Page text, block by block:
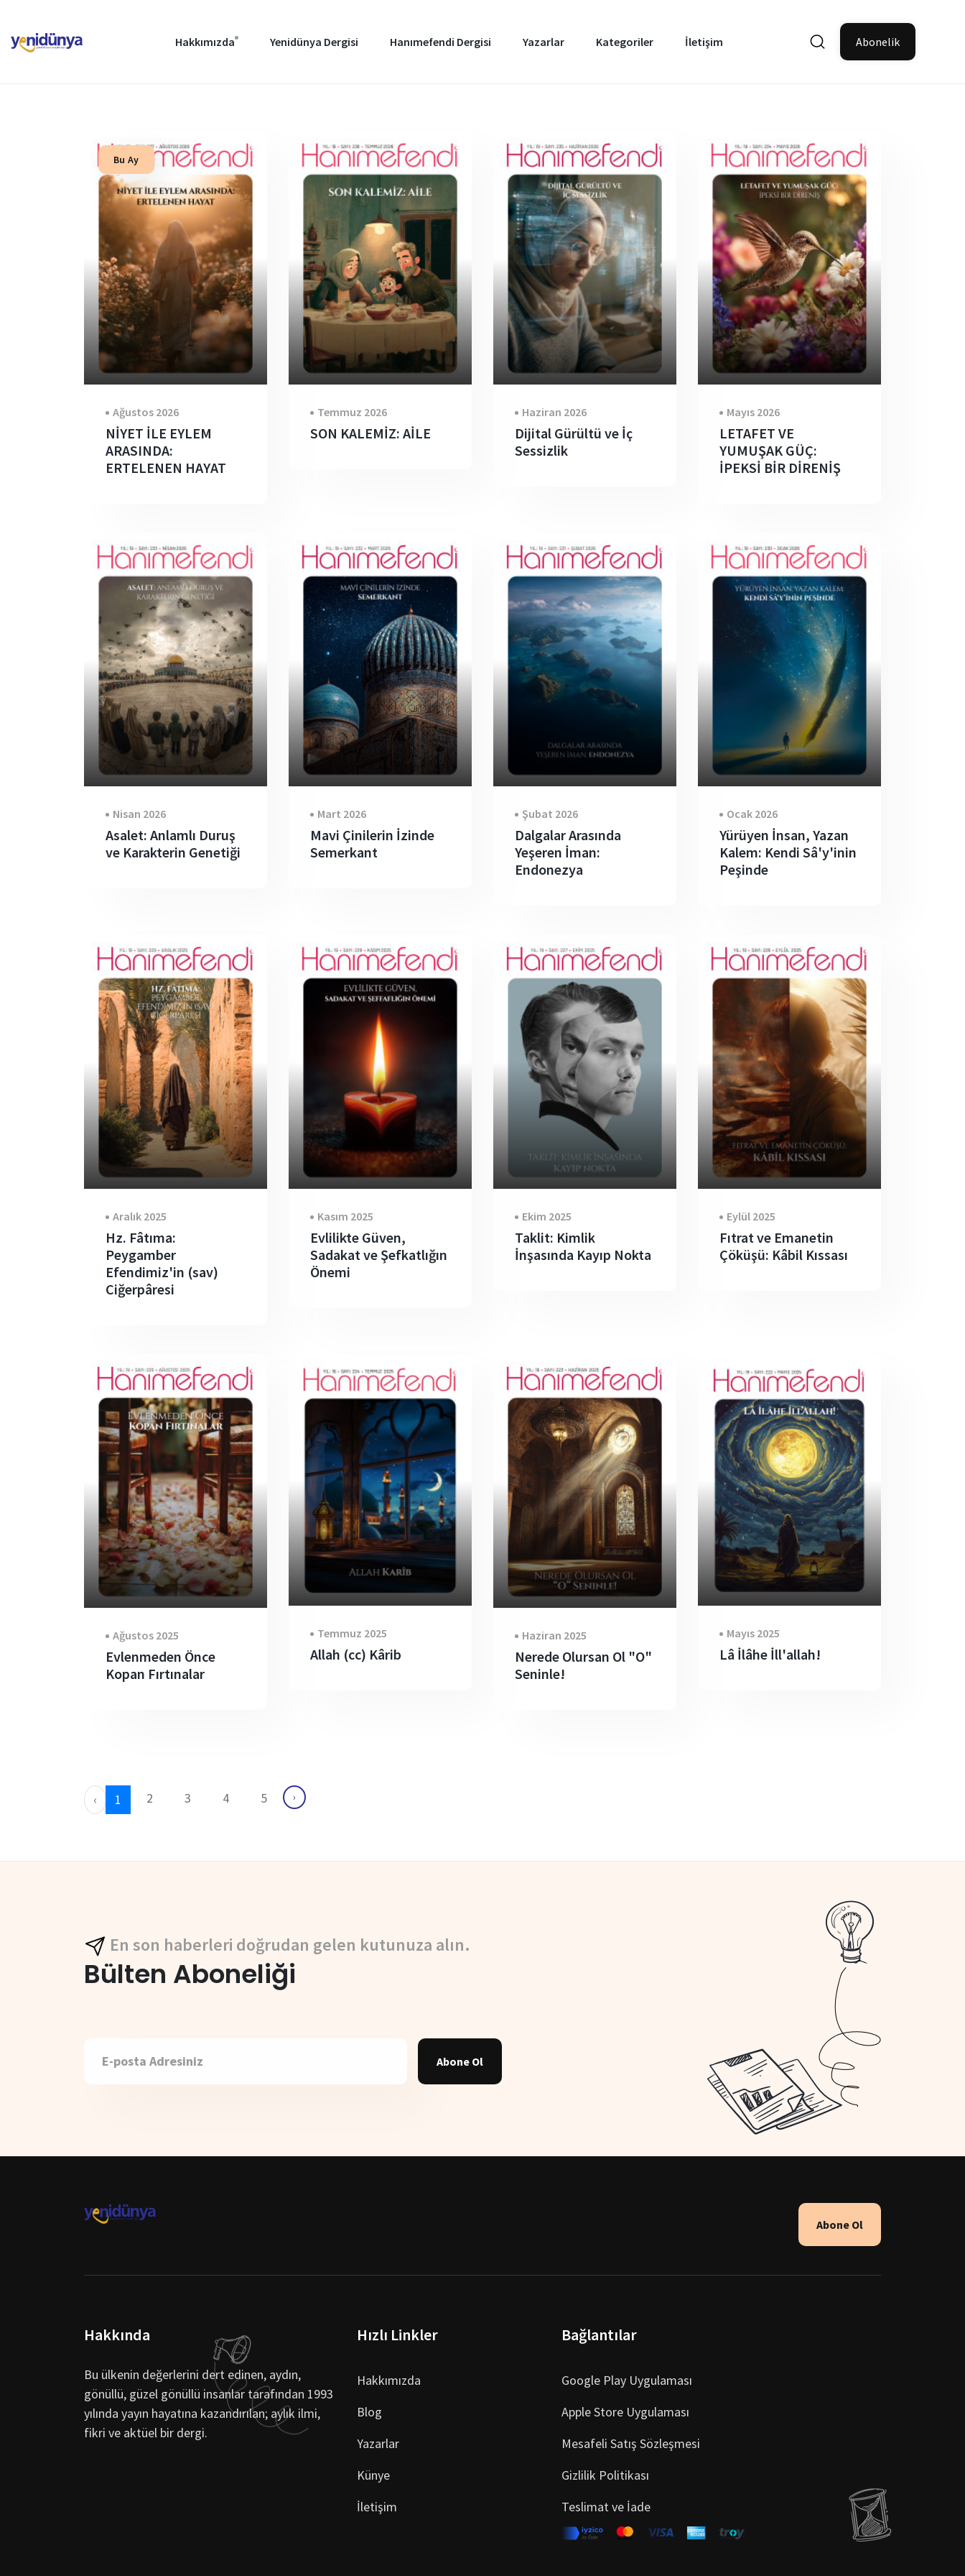
Hakkımızda Yenidünya Dergisi Hanımefendi Dergisi Yazarlar Kategoriler İletişim Abonelik
Bu Ay
Ağustos 2026
NİYET İLE EYLEM
ARASINDA:
ERTELENEN HAYAT
Temmuz 2026
SON KALEMİZ: AİLE
Haziran 2026
Dijital Gürültü ve İç
Sessizlik
Mayıs 2026
LETAFET VE
YUMUŞAK GÜÇ:
İPEKSİ BİR DİRENİŞ
Nisan 2026
Asalet: Anlamlı Duruş
ve Karakterin Genetiği
Mart 2026
Mavi Çinilerin İzinde
Semerkant
Şubat 2026
Dalgalar Arasında
Yeşeren İman:
Endonezya
Ocak 2026
Yürüyen İnsan, Yazan
Kalem: Kendi Sâ'y'inin
Peşinde
Aralık 2025
Hz. Fâtıma:
Peygamber
Efendimiz'in (sav)
Ciğerpâresi
Kasım 2025
Evlilikte Güven,
Sadakat ve Şefkatlığın
Önemi
Ekim 2025
Taklit: Kimlik
İnşasında Kayıp Nokta
Eylül 2025
Fıtrat ve Emanetin
Çöküşü: Kâbil Kıssası
Ağustos 2025
Evlenmeden Önce
Kopan Fırtınalar
Temmuz 2025
Allah (cc) Kârib
Haziran 2025
Nerede Olursan Ol "O"
Seninle!
Mayıs 2025
Lâ İlâhe İll'allah!
‹ 1 2 3 4 5 ›
En son haberleri doğrudan gelen kutunuza alın.
Bülten Aboneliği
Abone Ol
Abone Ol
Hakkında
Bu ülkenin değerlerini dert edinen, aydın,
gönüllü, güzel gönüllü insanlar tarafından 1993
yılında yayın hayatına kazandırılan; aylık ilmi,
fikri ve aktüel bir dergi.
Hızlı Linkler
Hakkımızda
Blog
Yazarlar
Künye
İletişim
Bağlantılar
Google Play Uygulaması
Apple Store Uygulaması
Mesafeli Satış Sözleşmesi
Gizlilik Politikası
Teslimat ve İade